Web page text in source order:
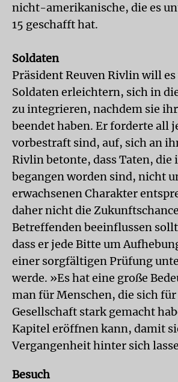
nicht-amerikanische, die es
15 geschafft hat.
Soldaten
Präsident Reuven Rivlin will
Soldaten erleichtern, sich in
zu integrieren, nachdem sie
beendet haben. Er forderte all
vorbestraft sind, auf, sich an
Rivlin betonte, dass Taten, die
begangen worden sind, nicht
erwachsenen Charakter
daher nicht die
Betreffenden beeinflussen
dass er jede Bitte um
einer sorgfältigen Prüfung
werde. »Es hat eine große
man für Menschen, die sich für
Gesellschaft stark gemacht
Kapitel eröffnen kann, damit
Vergangenheit hinter sich
Besuch